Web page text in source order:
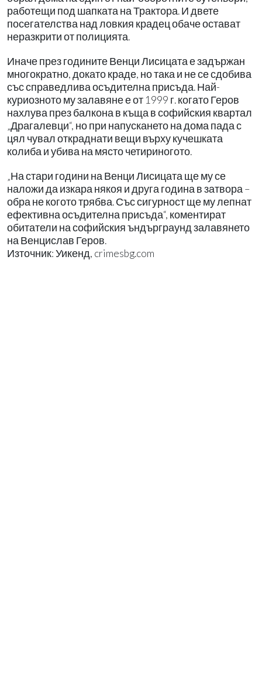
работещи под шапката на Трактора. И двете
посегателства над ловкия крадец обаче остават
неразкрити от полицията.
Иначе през годините Венци Лисицата е задържан
многократно, докато краде, но така и не се сдобива
със справедлива осъдителна присъда. Най-
куриозното му залавяне е от 1999 г. когато Геров
нахлува през балкона в къща в софийския квартал
„Драгалевци“, но при напускането на дома пада с
цял чувал откраднати вещи върху кучешката
колиба и убива на място четириногото.
„На стари години на Венци Лисицата ще му се
наложи да изкара някоя и друга година в затвора –
обра не когото трябва. Със сигурност ще му лепнат
ефективна осъдителна присъда“, коментират
обитатели на софийския ъндърграунд залавянето
на Венцислав Геров.
Източник: Уикенд, crimesbg.com